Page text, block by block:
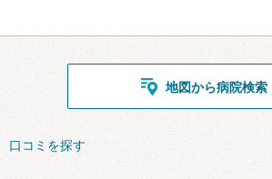
地図から病院検索
口コミを探す